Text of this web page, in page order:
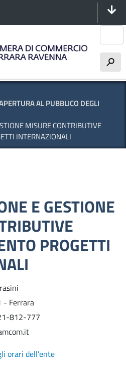
principale
h
AL PUBBLICO DEGLI
MISURE CONTRIBUTIVE
INTERNAZIONALI
E GESTIONE
PROGETTI
- Ferrara
812-777
orari dell'ente